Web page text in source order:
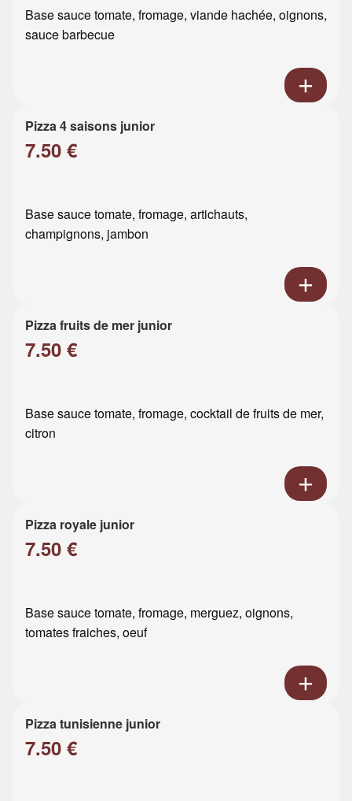
Base sauce tomate, fromage, viande hachée, oignons,
sauce barbecue
Pizza 4 saisons junior
7.50 €
Base sauce tomate, fromage, artichauts,
champignons, jambon
Pizza fruits de mer junior
7.50 €
Base sauce tomate, fromage, cocktail de fruits de mer,
citron
Pizza royale junior
7.50 €
Base sauce tomate, fromage, merguez, oignons,
tomates fraiches, oeuf
Pizza tunisienne junior
7.50 €